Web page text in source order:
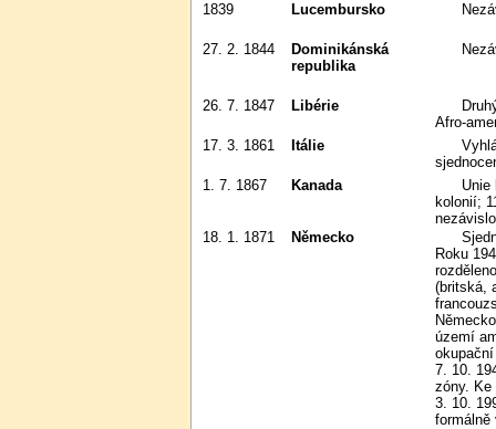
1839
Lucembursko
27. 2. 1844
Dominikánská
republika
26. 7. 1847 Libérie
Druhý nejstarší africký stát založen
Afro-
17. 3. 1861
Itálie
Vyhlášeno Italské království;
1. 7. 1867
Kanada
Unie britských severoamerických
kolonií;
18. 1. 1871
Německo
Sjednocení Německého císařství.
Roku
(britská,
území
7. 10.
zóny. Ke
3. 10.
formálně